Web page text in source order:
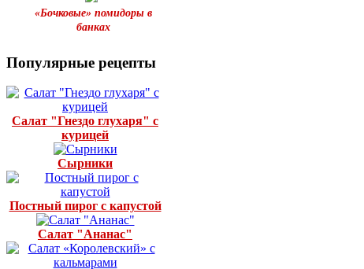
«Бочковые» помидоры в
банках
Популярные рецепты
Салат "Гнездо глухаря" с
курицей
Сырники
Постный пирог с капустой
Салат "Ананас"